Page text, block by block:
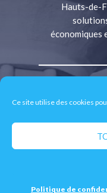
Ce site utilise des cookies
Politique de
Hauts-de-
économiques